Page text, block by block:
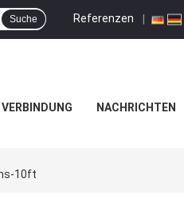
Referenzen |
Suche
NACHRICHTEN
10ft